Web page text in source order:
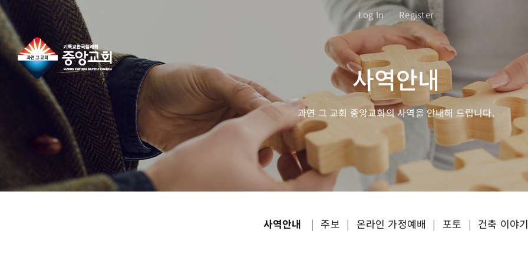
콘
텐
츠
로
Log In Register
사역안내
과연 그 교회 중앙교회의 사역을 안내해 드립니다.
사역안내 | 주보 | 온라인 가정예배 | 포토 | 건축 이야